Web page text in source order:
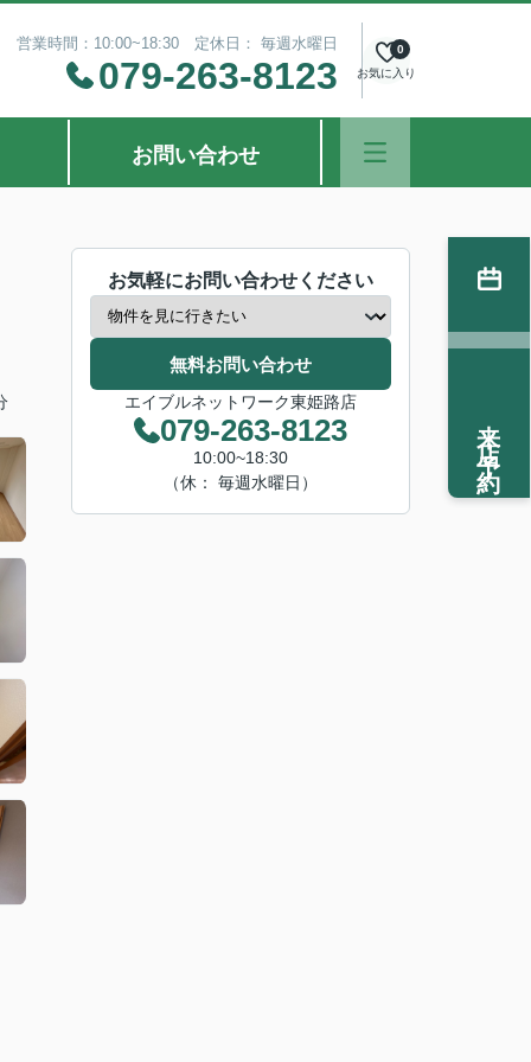
営業時間：10:00~18:30 定休日： 毎週水曜日
079-263-8123 お気に入り
0
お問い合わせ
お気軽にお問い合わせください
無料お問い合わせ
エイブルネットワーク東姫路店
079-263-8123
10:00~18:30
（休： 毎週水曜日）
来店予約